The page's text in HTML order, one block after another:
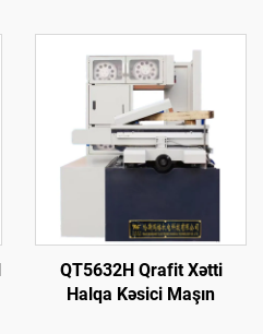
QT5632H Qrafit Xətti
Halqa Kəsici Maşın